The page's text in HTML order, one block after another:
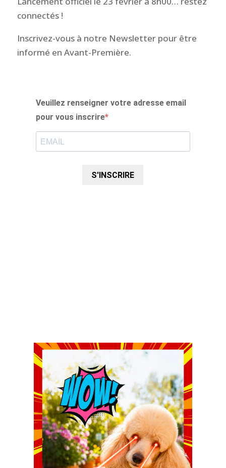
connectés !
Inscrivez-vous à notre Newsletter pour être
informé en Avant-Première.
Veuillez renseigner votre adresse email
pour vous inscrire
S'INSCRIRE